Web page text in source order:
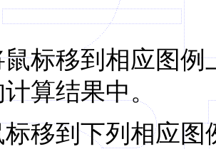
标移到相应图
算结果中。
移到下列相应图